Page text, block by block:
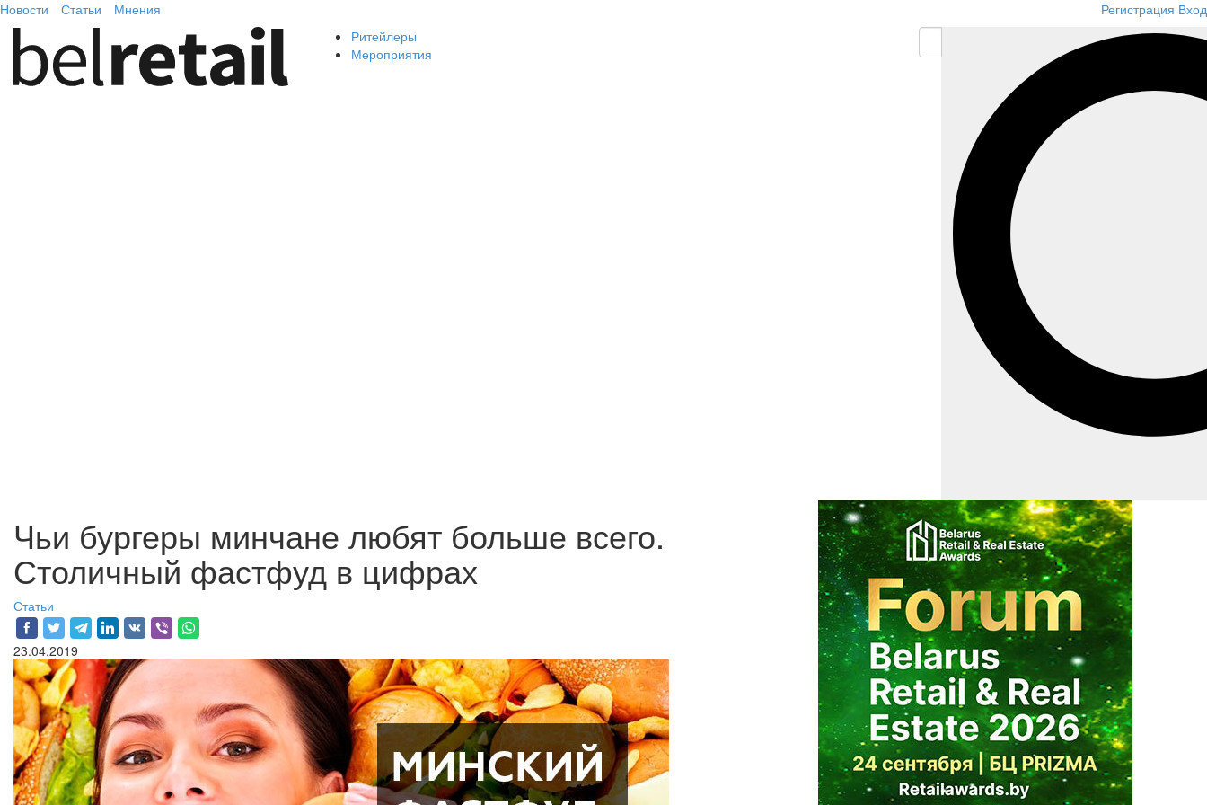
Новости Статьи Мнения Регистрация Вход
Ритейлеры
Мероприятия
Чьи бургеры минчане любят больше всего.
Столичный фастфуд в цифрах
Статьи
23.04.2019